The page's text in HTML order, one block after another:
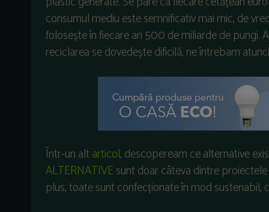
consumul mediu este semnificativ mai mic, de
folosește în fiecare an 500 de miliarde de pungi.
reciclarea se dovedește dificilă, ne întrebam
Într-un altarticol, descopeream ce alternative
ALTERNATIVEsunt doar câteva dintre
plus, toate sunt confecționate în mod sustenabil,